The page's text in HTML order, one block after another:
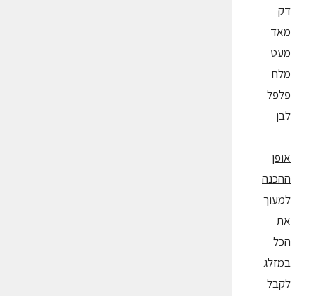
דק
מאד
מעט
מלח
פלפל
לבן
אופן
ההכנה
למעוך
את
הכל
במזלג
לקבל